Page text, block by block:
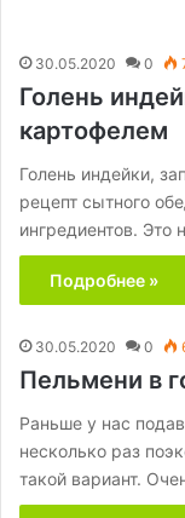
30.05.2020 0
Голень
картофелем
Голень индейки,
рецепт сытного
ингредиентов. Это
Подробнее »
30.05.2020 0
Пельмени в
Раньше у нас
несколько раз
такой вариант.